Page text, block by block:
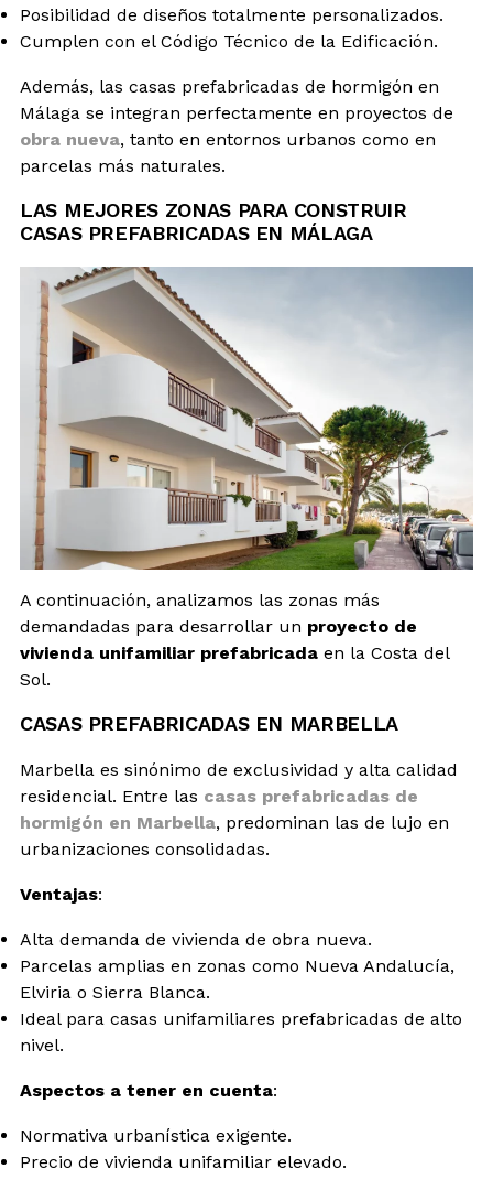
Posibilidad de diseños totalmente personalizados.
Cumplen con el Código Técnico de la Edificación.
Además, las casas prefabricadas de hormigón en
Málaga se integran perfectamente en proyectos de
obra nueva, tanto en entornos urbanos como en
parcelas más naturales.
LAS MEJORES ZONAS PARA CONSTRUIR
CASAS PREFABRICADAS EN MÁLAGA
A continuación, analizamos las zonas más
demandadas para desarrollar un proyecto de
vivienda unifamiliar prefabricada en la Costa del
Sol.
CASAS PREFABRICADAS EN MARBELLA
Marbella es sinónimo de exclusividad y alta calidad
residencial. Entre las casas prefabricadas de
hormigón en Marbella, predominan las de lujo en
urbanizaciones consolidadas.
Ventajas:
Alta demanda de vivienda de obra nueva.
Parcelas amplias en zonas como Nueva Andalucía,
Elviria o Sierra Blanca.
Ideal para casas unifamiliares prefabricadas de alto
nivel.
Aspectos a tener en cuenta:
Normativa urbanística exigente.
Precio de vivienda unifamiliar elevado.